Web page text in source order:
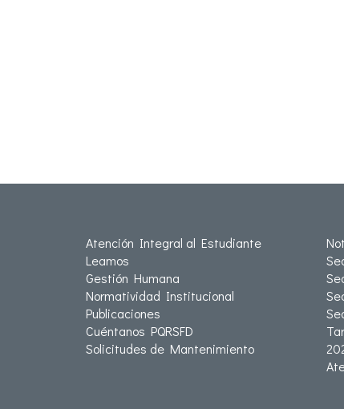
Atención Integral al Estudiante
Leamos
Gestión Humana
Normatividad Institucional
Publicaciones
Cuéntanos PQRSFD
Solicitudes de Mantenimiento